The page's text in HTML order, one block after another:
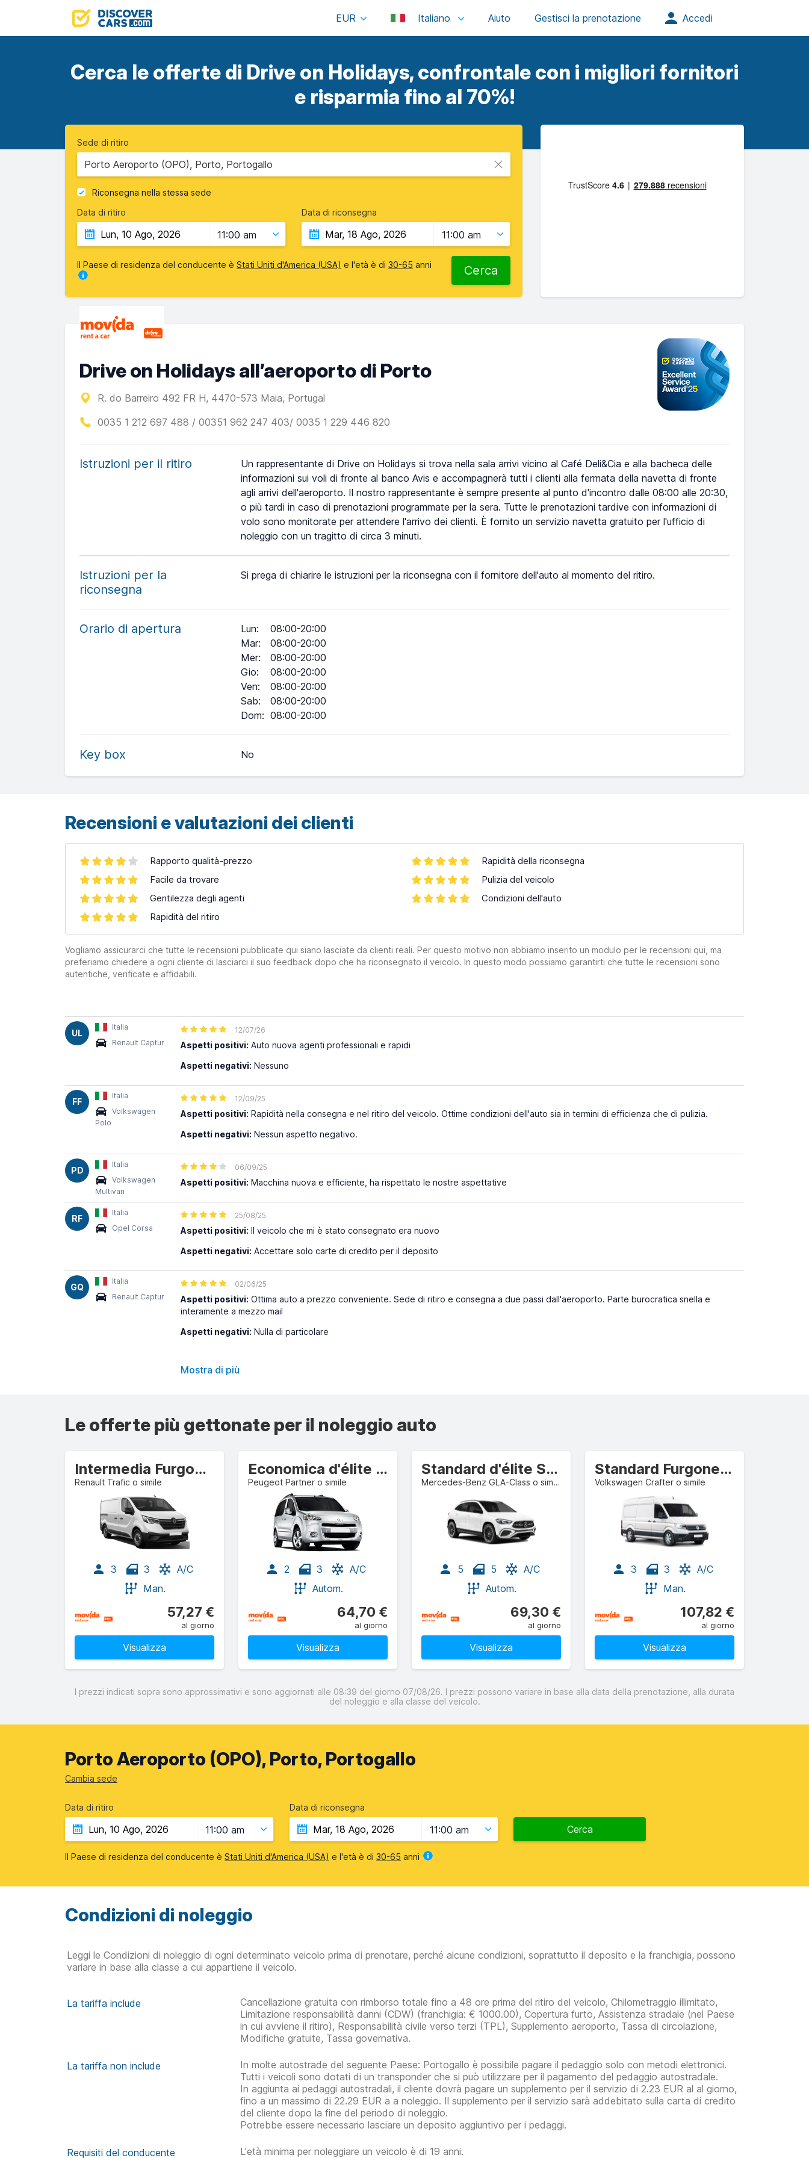
EUR Italiano
Cerca le offerte di Drive on Holidays, confrontale con i migliori fornitori
e risparmia fino al 70%!
Sede di ritiro
Porto Aeroporto (OPO), Porto, Portogallo
Riconsegna nella stessa sede
Data di ritiro
11:00 am
Data di riconsegna
11:00 am
Il Paese di residenza del conducente è Stati Uniti d'America (USA) e l'età è di 30-65 anni Cerca
Drive on Holidays all’aeroporto di Porto
R. do Barreiro 492 FR H, 4470-573 Maia, Portugal
0035 1 212 697 488 / 00351 962 247 403/ 0035 1 229 446 820
Istruzioni per il ritiro
Un rappresentante di Drive on Holidays si trova nella sala arrivi vicino al Café Deli&Cia e alla bacheca delle
informazioni sui voli di fronte al banco Avis e accompagnerà tutti i clienti alla fermata della navetta di fronte
agli arrivi dell'aeroporto. Il nostro rappresentante è sempre presente al punto d'incontro dalle 08:00 alle 20:30,
o più tardi in caso di prenotazioni programmate per la sera. Tutte le prenotazioni tardive con informazioni di
volo sono monitorate per attendere l'arrivo dei clienti. È fornito un servizio navetta gratuito per l'ufficio di
noleggio con un tragitto di circa 3 minuti.
Istruzioni per la
riconsegna
Si prega di chiarire le istruzioni per la riconsegna con il fornitore dell'auto al momento del ritiro.
Orario di apertura Lun:
08:00-20:00
Mar:
08:00-20:00
Mer:
08:00-20:00
Gio:
08:00-20:00
Ven:
08:00-20:00
Sab:
08:00-20:00
Dom: 08:00-20:00
Key box No
Recensioni e valutazioni dei clienti
Rapporto qualità-prezzo
Facile da trovare
Gentilezza degli agenti
Rapidità del ritiro
Rapidità della riconsegna
Pulizia del veicolo
Condizioni dell'auto
Vogliamo assicurarci che tutte le recensioni pubblicate qui siano lasciate da clienti reali. Per questo motivo non abbiamo inserito un modulo per le recensioni qui, ma
preferiamo chiedere a ogni cliente di lasciarci il suo feedback dopo che ha riconsegnato il veicolo. In questo modo possiamo garantirti che tutte le recensioni sono
autentiche, verificate e affidabili.
UL
Italia
Renault Captur
12/07/26
Aspetti positivi: Auto nuova agenti professionali e rapidi
Aspetti negativi: Nessuno
FF
Italia
Volkswagen
Polo
12/09/25
Aspetti positivi: Rapidità nella consegna e nel ritiro del veicolo. Ottime condizioni dell'auto sia in termini di efficienza che di pulizia.
Aspetti negativi: Nessun aspetto negativo.
PD
Italia
Volkswagen
Multivan
06/09/25
Aspetti positivi: Macchina nuova e efficiente, ha rispettato le nostre aspettative
RF
Italia
Opel Corsa
25/08/25
Aspetti positivi: Il veicolo che mi è stato consegnato era nuovo
Aspetti negativi: Accettare solo carte di credito per il deposito
GQ
Italia
Renault Captur
02/06/25
Aspetti positivi: Ottima auto a prezzo conveniente. Sede di ritiro e consegna a due passi dall'aeroporto. Parte burocratica snella e
interamente a mezzo mail
Aspetti negativi: Nulla di particolare
Mostra di più
Le offerte più gettonate per il noleggio auto
Intermedia Furgone commerciale/autocarro
Renault Trafic o simile
3 3
A/C
Man.
57,27 €
al giorno
Visualizza
Economica d'élite Furgone commerciale/autocarro
Peugeot Partner o simile
2 3
A/C
Autom.
64,70 €
al giorno
Visualizza
Standard d'élite SUV
Mercedes-Benz GLA-Class o simile
5 5
A/C
Autom.
69,30 €
al giorno
Visualizza
Standard Furgone commerciale/autocarro
Volkswagen Crafter o simile
3 3
A/C
Man.
107,82 €
al giorno
Visualizza
I prezzi indicati sopra sono approssimativi e sono aggiornati alle 08:39 del giorno 07/08/26. I prezzi possono variare in base alla data della prenotazione, alla durata
del noleggio e alla classe del veicolo.
Porto Aeroporto (OPO), Porto, Portogallo
Cambia sede
Data di ritiro
11:00 am
Data di riconsegna
11:00 am Cerca
Il Paese di residenza del conducente è Stati Uniti d'America (USA) e l'età è di 30-65 anni
Condizioni di noleggio
Leggi le Condizioni di noleggio di ogni determinato veicolo prima di prenotare, perché alcune condizioni, soprattutto il deposito e la franchigia, possono
variare in base alla classe a cui appartiene il veicolo.
La tariffa include
Cancellazione gratuita con rimborso totale fino a 48 ore prima del ritiro del veicolo, Chilometraggio illimitato,
Limitazione responsabilità danni (CDW) (franchigia: € 1000.00), Copertura furto, Assistenza stradale (nel Paese
in cui avviene il ritiro), Responsabilità civile verso terzi (TPL), Supplemento aeroporto, Tassa di circolazione,
Modifiche gratuite, Tassa governativa.
La tariffa non include
In molte autostrade del seguente Paese: Portogallo è possibile pagare il pedaggio solo con metodi elettronici.
Tutti i veicoli sono dotati di un transponder che si può utilizzare per il pagamento del pedaggio autostradale.
In aggiunta ai pedaggi autostradali, il cliente dovrà pagare un supplemento per il servizio di 2.23 EUR al al giorno,
fino a un massimo di 22.29 EUR a a noleggio. Il supplemento per il servizio sarà addebitato sulla carta di credito
del cliente dopo la fine del periodo di noleggio.
Potrebbe essere necessario lasciare un deposito aggiuntivo per i pedaggi.
Requisiti del conducente
L'età minima per noleggiare un veicolo è di 19 anni.